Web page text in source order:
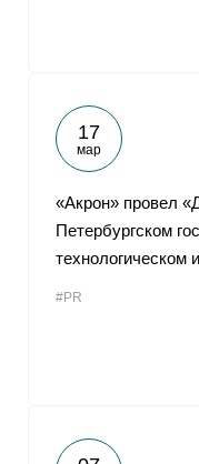
17
мар
«Акрон» провел
Петербургском
технологическом
#PR